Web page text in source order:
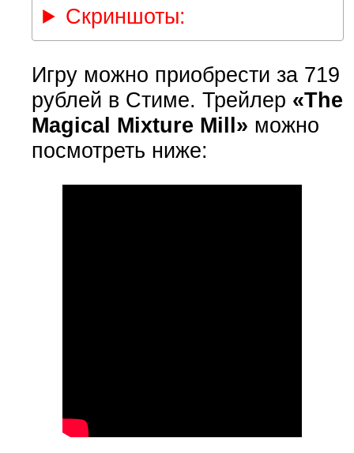
Скриншоты:
Игру можно приобрести за 719
рублей в Стиме. Трейлер «The
Magical Mixture Mill» можно
посмотреть ниже: